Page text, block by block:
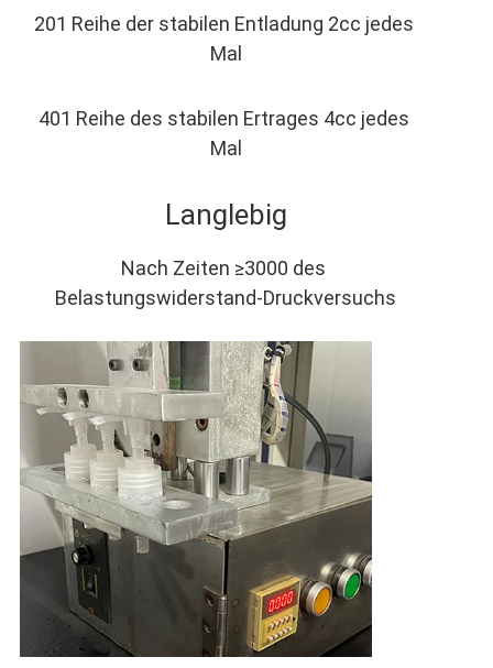
201 Reihe der stabilen Entladung 2cc jedes
Mal
401 Reihe des stabilen Ertrages 4cc jedes
Mal
Langlebig
Nach Zeiten ≥3000 des
Belastungswiderstand-Druckversuchs